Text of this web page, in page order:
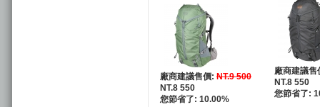
廠商建議售價: NT.9 500
NT.8 550
您節省了: 10.00%
廠商建議
NT.8 550
您節省了: